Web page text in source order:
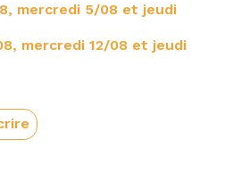
mercredi 5/08 et jeudi
mercredi 12/08 et jeudi